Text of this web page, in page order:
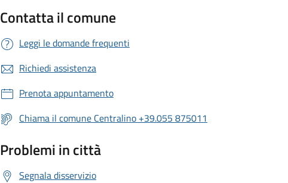
Categorie di dati trattati
a) Dati di navigazione
Tutti i siti web acquisiscono alcuni dati di
Si tratta di informazioni utilizzate al solo fine
collettive (quindi anonime e impersonali)
funzionamento. Nessuna informazione è
identificazione dell'utente.
Contatta il comune
Leggi le domande frequenti
Richiedi assistenza
Prenota appuntamento
Chiama il comune Centralino +39.055 875011
Problemi in città
Segnala disservizio